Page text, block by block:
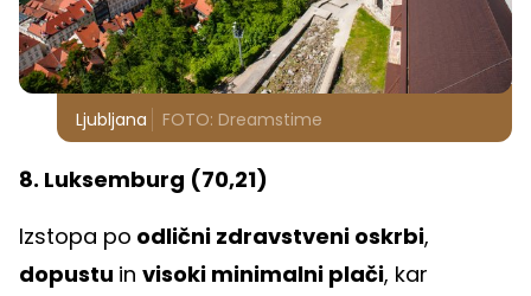
Ljubljana FOTO: Dreamstime
8. Luksemburg (70,21)
Izstopa po odlični zdravstveni oskrbi,
dopustu in visoki minimalni plači, kar